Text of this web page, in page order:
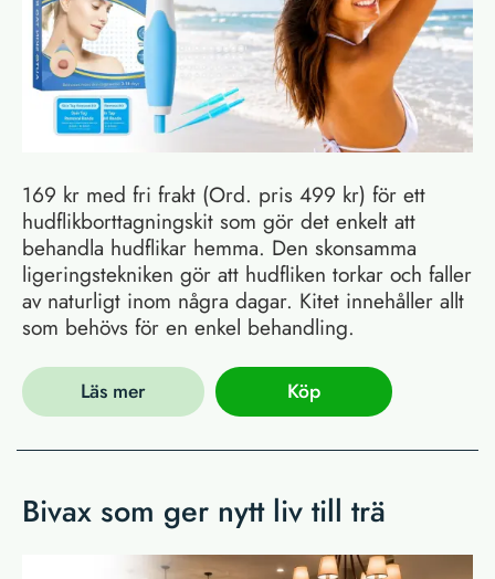
169 kr med fri frakt (Ord. pris 499 kr) för ett
hudflikborttagningskit som gör det enkelt att
behandla hudflikar hemma. Den skonsamma
ligeringstekniken gör att hudfliken torkar och faller
av naturligt inom några dagar. Kitet innehåller allt
som behövs för en enkel behandling.
Läs mer Köp
Bivax som ger nytt liv till trä